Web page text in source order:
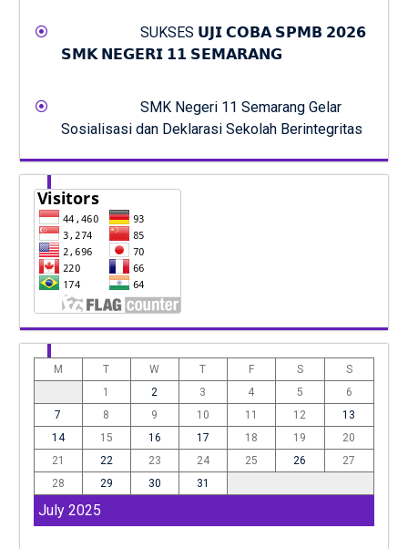
SUKSES 𝗨𝗝𝗜 𝗖𝗢𝗕𝗔 𝗦𝗣𝗠𝗕 𝟮𝟬𝟮𝟲
𝗦𝗠𝗞 𝗡𝗘𝗚𝗘𝗥𝗜 𝟭𝟭 𝗦𝗘𝗠𝗔𝗥𝗔𝗡𝗚
SMK Negeri 11 Semarang Gelar
Sosialisasi dan Deklarasi Sekolah Berintegritas
July 2025
M T W T F S
S
1
2 3 4 5
6
7
8 9 10 11 12
13
14
15 16 17 18 19
20
21
22 23 24 25 26
27
28
29 30 31